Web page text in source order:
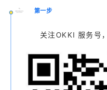
第一步
关注OKKI 服务号